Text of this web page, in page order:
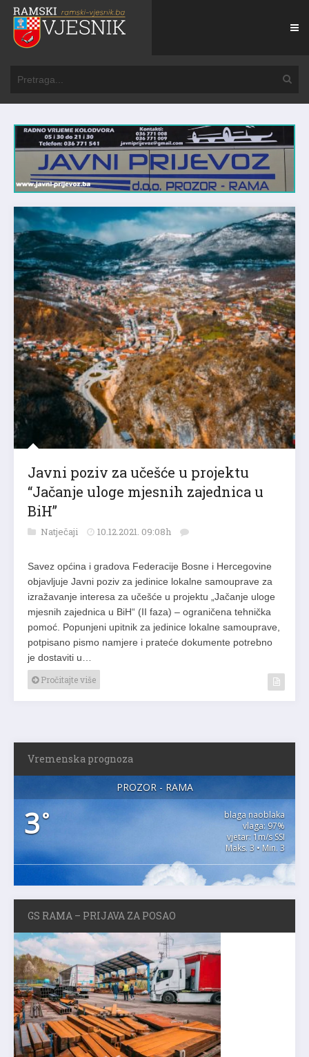
Javni poziv za učešće u projektu
“Jačanje uloge mjesnih zajednica u
BiH”
Natječaji 10.12.2021. 09:08h
Savez općina i gradova Federacije Bosne i Hercegovine
objavljuje Javni poziv za jedinice lokalne samouprave za
izražavanje interesa za učešće u projektu „Jačanje uloge
mjesnih zajednica u BiH“ (II faza) – ograničena tehnička
pomoć. Popunjeni upitnik za jedinice lokalne samouprave,
potpisano pismo namjere i prateće dokumente potrebno
je dostaviti u…
Pročitajte više
Vremenska prognoza
PROZOR - RAMA
3°
blaga naoblaka
vlaga: 97%
vjetar: 1m/s SSI
Maks. 3 • Min. 3
GS RAMA – PRIJAVA ZA POSAO